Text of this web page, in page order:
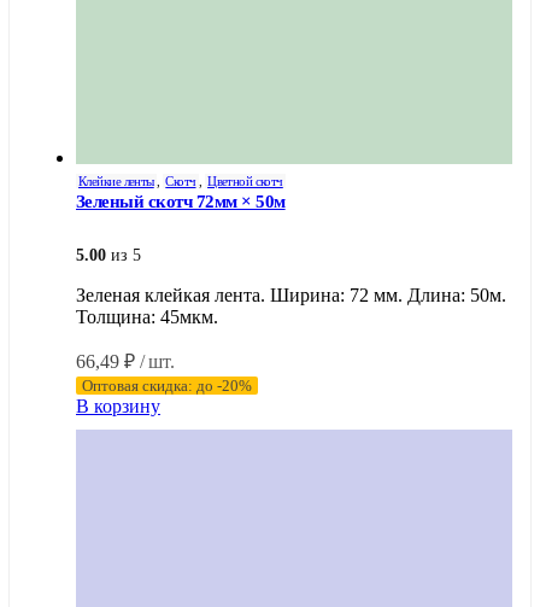
Клейкие ленты, Скотч , Цветной скотч
Зеленый скотч 72мм × 50м
5.00 из 5
Зеленая клейкая лента. Ширина: 72 мм. Длина: 50м.
Толщина: 45мкм.
66,49 ₽ / шт.
Оптовая скидка: до -20%
В корзину